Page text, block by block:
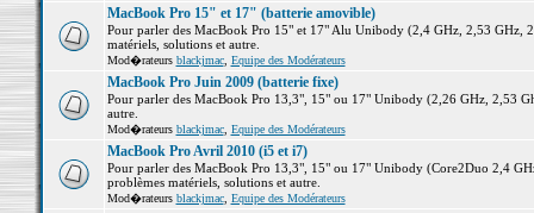
MacBook Pro 15" et 17" (batterie amovible)
Pour parler des MacBook Pro 15" et 17" Alu Unibody (2,4 GHz, 2,53 GHz,
matériels, solutions et autre.
Mod�rateurs blackjmac, Equipe des Modérateurs
MacBook Pro Juin 2009 (batterie fixe)
Pour parler des MacBook Pro 13,3", 15" ou 17" Unibody (2,26 GHz, 2,53
autre.
Mod�rateurs blackjmac, Equipe des Modérateurs
MacBook Pro Avril 2010 (i5 et i7)
Pour parler des MacBook Pro 13,3", 15" ou 17" Unibody (Core2Duo 2,4
problèmes matériels, solutions et autre.
Mod�rateurs blackjmac, Equipe des Modérateurs